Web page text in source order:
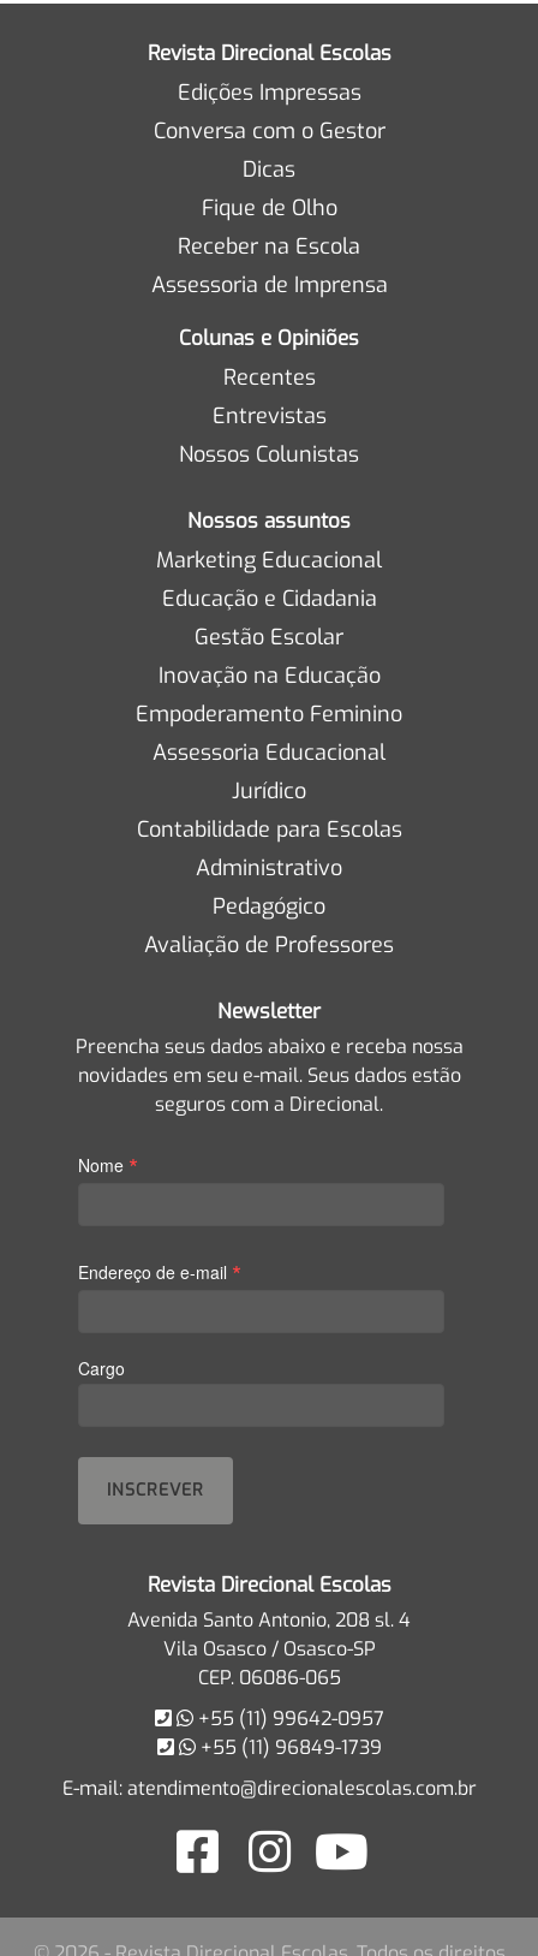
Revista Direcional Escolas
Edições Impressas
Conversa com o Gestor
Dicas
Fique de Olho
Receber na Escola
Assessoria de Imprensa
Colunas e Opiniões
Recentes
Entrevistas
Nossos Colunistas
Nossos assuntos
Marketing Educacional
Educação e Cidadania
Gestão Escolar
Inovação na Educação
Empoderamento Feminino
Assessoria Educacional
Jurídico
Contabilidade para Escolas
Administrativo
Pedagógico
Avaliação de Professores
Newsletter
Preencha seus dados abaixo e receba nossa
novidades em seu e-mail. Seus dados estão
seguros com a Direcional.
Nome *
Endereço de e-mail *
Cargo
Revista Direcional Escolas
Avenida Santo Antonio, 208 sl. 4
Vila Osasco / Osasco-SP
CEP. 06086-065
+55 (11) 99642-0957
+55 (11) 96849-1739
E-mail:atendimento@direcionalescolas.com.br